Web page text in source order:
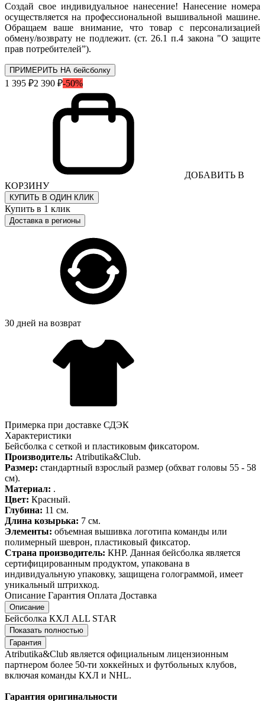
Создай свое индивидуальное нанесение! Нанесение номера
осуществляется на профессиональной вышивальной машине.
Обращаем ваше внимание, что товар с персонализацией
обмену/возврату не подлежит. (ст. 26.1 п.4 закона "О защите
прав потребителей”).
ПРИМЕРИТЬ НА бейсболку
1 395 ₽2 390 ₽-50%
ДОБАВИТЬ В
КОРЗИНУ
КУПИТЬ В ОДИН КЛИК
Купить в 1 клик
Доставка в регионы
30 дней на возврат
Примерка при доставке СДЭК
Характеристики
Бейсболка с сеткой и пластиковым фиксатором.
Производитель: Atributika&Club.
Размер: стандартный взрослый размер (обхват головы 55 - 58
см).
Материал: .
Цвет: Красный.
Глубина: 11 см.
Длина козырька: 7 см.
Элементы: объемная вышивка логотипа команды или
полимерный шеврон, пластиковый фиксатор.
Страна производитель: КНР. Данная бейсболка является
сертифицированным продуктом, упакована в
индивидуальную упаковку, защищена голограммой, имеет
уникальный штрихкод.
Описание Гарантия Оплата Доставка
Описание
Бейсболка КХЛ ALL STAR
Показать полностью
Гарантия
Atributika&Club является официальным лицензионным
партнером более 50-ти хоккейных и футбольных клубов,
включая команды КХЛ и NHL.
Гарантия оригинальности